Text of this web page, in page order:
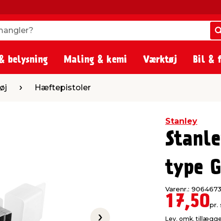
belysning Maling & kemi Værktøj Bil &
Hæftepistoler
Stanley
type
Varenr.: 9064673
17,50pr.
Lev. omk.